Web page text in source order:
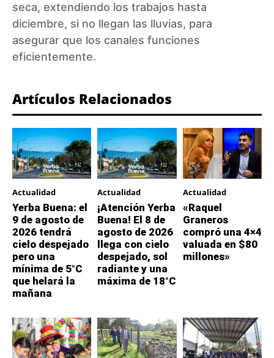
seca, extendiendo los trabajos hasta
diciembre, si no llegan las lluvias, para
asegurar que los canales funciones
eficientemente.
Artículos Relacionados
Actualidad
Yerba Buena: el
9 de agosto de
2026 tendrá
cielo despejado
pero una
mínima de 5°C
que helará la
mañana
Actualidad
¡Atención Yerba
Buena! El 8 de
agosto de 2026
llega con cielo
despejado, sol
radiante y una
máxima de 18°C
Actualidad
«Raquel
Graneros
compró una 4×4
valuada en $80
millones»